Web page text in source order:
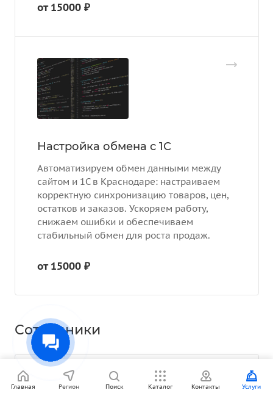
от 15000 ₽
Настройка обмена с 1С
Автоматизируем обмен данными между
сайтом и 1С в Краснодаре: настраиваем
корректную синхронизацию товаров, цен,
остатков и заказов. Ускоряем работу,
снижаем ошибки и обеспечиваем
стабильный обмен для роста продаж.
от 15000 ₽
Сотрудники
Главная Регион Поиск Каталог Контакты Услуги